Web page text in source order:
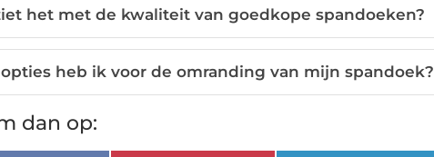
het met de kwaliteit van goedkope spandoeken?
heb ik voor de omranding van mijn spandoek?
dan op: